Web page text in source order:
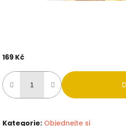
169 Kč
cena:
Kategorie: Objednejte si